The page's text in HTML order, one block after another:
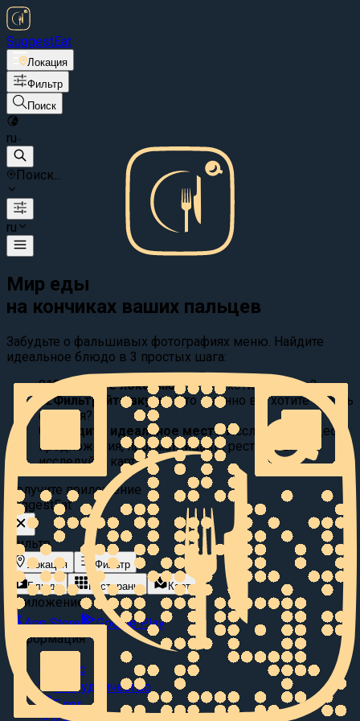
SuggestEat
Локация
Фильтр
Поиск
ru
Поиск...
ru
Мир еды
на кончиках ваших пальцев
Забудьте о фальшивых фотографиях меню. Найдите
идеальное блюдо в 3 простых шага:
01Выберите локацию:
Где вы хотите поесть?
02Фильтруйте вкусы: Что именно вы хотите съесть
сегодня?
03
Найдите идеальное место Исследуйте видео
предложения, просматривайте рестораны или
исследуйте карту.
Получите приложение
SuggestEat
Фильтр
Локация
Фильтр
Блюда
Рестораны Карта
Приложение
App Store
Google Play
Информация
О нас
Сотрудничество
Блог